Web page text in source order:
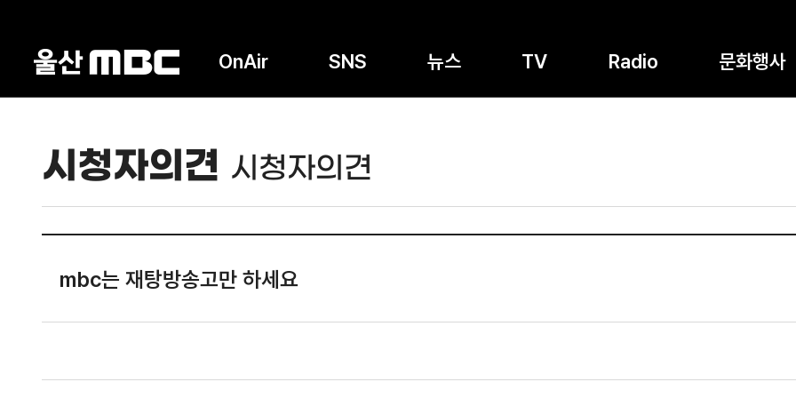
OnAir SNS 뉴스 TV Radio 문화행사
시청자의견 시청자의견
mbc는 재탕방송고만 하세요